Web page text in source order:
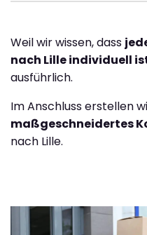
Weil wir wissen, dass
nach Lille individuell
ausführlich.
Im Anschluss erstellen
maßgeschneidertes
nach Lille.